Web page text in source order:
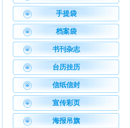
手提袋
档案袋
书刊杂志
台历挂历
信纸信封
宣传彩页
海报吊旗